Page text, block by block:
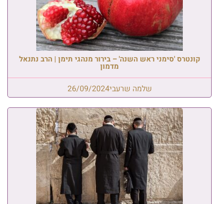
קונטרס 'סימני ראש השנה' – בירור מנהגי תימן | הרב נתנאל
מדמון
שלמה שרעבי26/09/2024